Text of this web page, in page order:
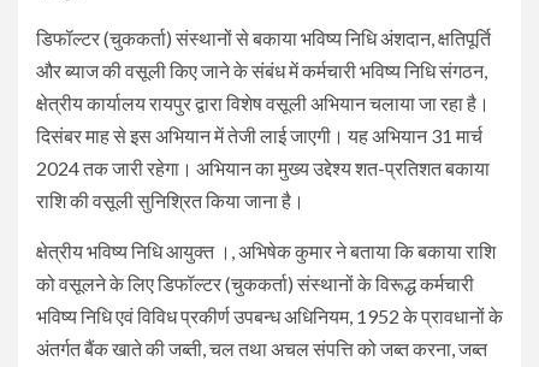
डिफॉल्टर (चुककर्ता) संस्थानों से बकाया भविष्य निधि अंशदान, क्षतिपूर्ति
और ब्याज की वसूली किए जाने के संबंध में कर्मचारी भविष्य निधि संगठन,
क्षेत्रीय कार्यालय रायपुर द्वारा विशेष वसूली अभियान चलाया जा रहा है।
दिसंबर माह से इस अभियान में तेजी लाई जाएगी। यह अभियान 31 मार्च
2024 तक जारी रहेगा। अभियान का मुख्य उद्देश्य शत-प्रतिशत बकाया
राशि की वसूली सुनिश्रित किया जाना है।
क्षेत्रीय भविष्य निधि आयुक्त ।, अभिषेक कुमार ने बताया कि बकाया राशि
को वसूलने के लिए डिफॉल्टर (चुककर्ता) संस्थानों के विरूद्ध कर्मचारी
भविष्य निधि एवं विविध प्रकीर्ण उपबन्ध अधिनियम, 1952 के प्रावधानों के
अंतर्गत बैंक खाते की जब्ती, चल तथा अचल संपत्ति को जब्त करना, जब्त